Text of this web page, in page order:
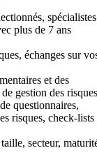
spécialistes
plus de 7 ans
échanges sur
et des
gestion des
questionnaires,
risques, check-lists
secteur,